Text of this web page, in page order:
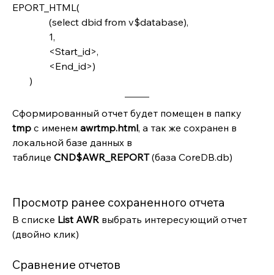
EPORT_HTML(
(select dbid from v$database),
1,
<Start_id>,
<End_id>)
)
tmp с именем awrtmp.html, а так же сохранен в
локальной базе данных в
таблице CND$AWR_REPORT (база CoreDB.db)
Просмотр ранее сохраненного отчета
В списке List AWR выбрать интересующий отчет
(двойно клик)
Сравнение отчетов